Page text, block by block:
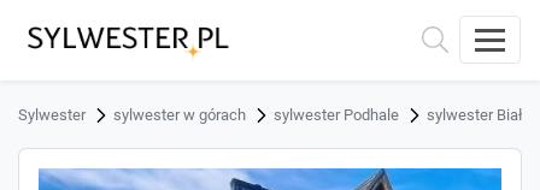
Sylwester sylwester w górach sylwester Podhale sylwester